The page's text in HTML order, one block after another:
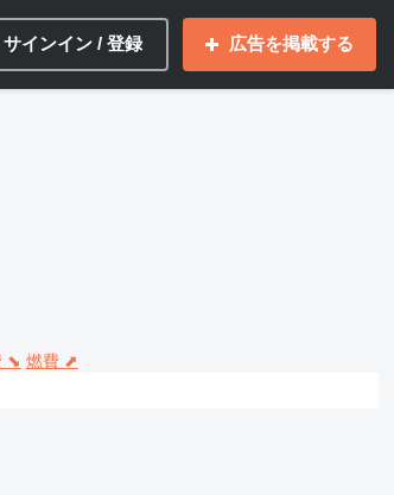
サインイン / 登録 広告を掲載する
⬊ 燃費 ⬈